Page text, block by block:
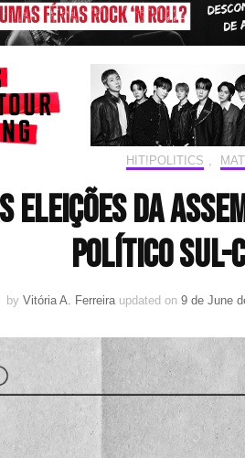
HIT!POLITICS
eleições da
político sul-
by Vitória A. Ferreira updated on 9 de June